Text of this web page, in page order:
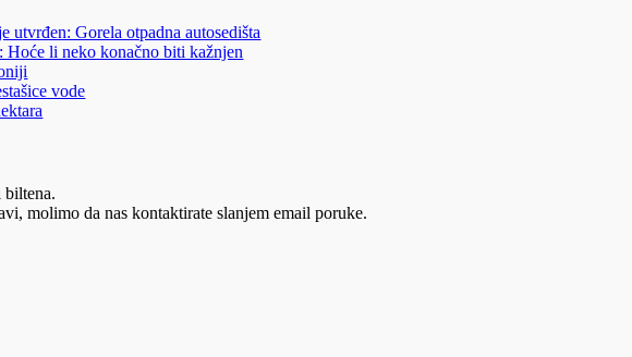
Gorela otpadna autosedišta
Hoće li neko konačno biti kažnjen
vode
biltena.
molimo da nas kontaktirate slanjem email poruke.